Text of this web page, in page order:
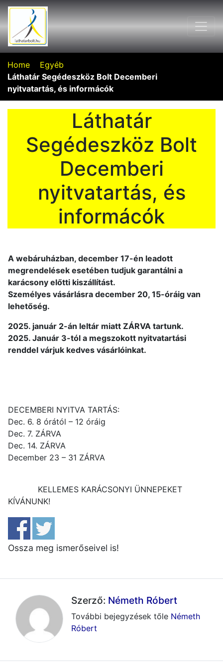
Home
Egyéb
Láthatár Segédeszköz Bolt Decemberi
nyitvatartás, és informácók
Láthatár
Segédeszköz Bolt
Decemberi
nyitvatartás, és
informácók
A webáruházban, december 17-én leadott
megrendelések esetében tudjuk garantálni a
karácsony előtti kiszállítást.
Személyes vásárlásra december 20, 15-óráig van
lehetőség.
2025. január 2-án leltár miatt ZÁRVA tartunk.
2025. Január 3-tól a megszokott nyitvatartási
renddel várjuk kedves vásárlóinkat.
DECEMBERI NYITVA TARTÁS:
Dec. 6. 8 órától – 12 óráig
Dec. 7. ZÁRVA
Dec. 14. ZÁRVA
December 23 – 31 ZÁRVA
KELLEMES KARÁCSONYI ÜNNEPEKET
KÍVÁNUNK!
Ossza meg ismerőseivel is!
Szerző: Németh Róbert
További bejegyzések tőle Németh
Róbert